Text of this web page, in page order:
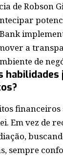
de Robson
a
de
Em vez de
sempre